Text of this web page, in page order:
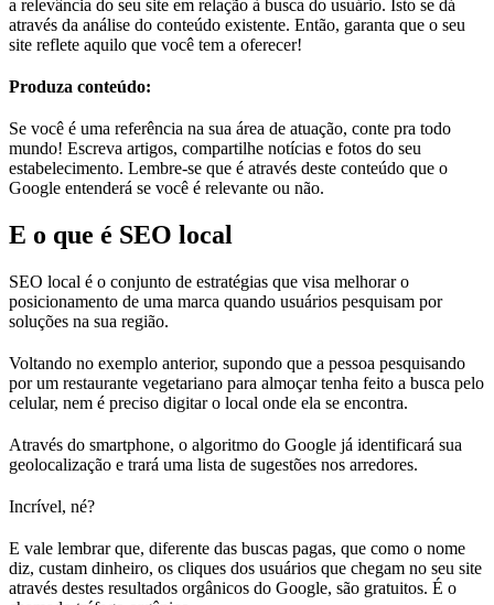
a relevância do seu site em relação à busca do usuário. Isto se dá
através da análise do conteúdo existente. Então, garanta que o seu
site reflete aquilo que você tem a oferecer!
Produza conteúdo:
Se você é uma referência na sua área de atuação, conte pra todo
mundo! Escreva artigos, compartilhe notícias e fotos do seu
estabelecimento. Lembre-se que é através deste conteúdo que o
Google entenderá se você é relevante ou não.
E o que é SEO local
SEO local é o conjunto de estratégias que visa melhorar o
posicionamento de uma marca quando usuários pesquisam por
soluções na sua região.
Voltando no exemplo anterior, supondo que a pessoa pesquisando
por um restaurante vegetariano para almoçar tenha feito a busca pelo
celular, nem é preciso digitar o local onde ela se encontra.
Através do smartphone, o algoritmo do Google já identificará sua
geolocalização e trará uma lista de sugestões nos arredores.
Incrível, né?
E vale lembrar que, diferente das buscas pagas, que como o nome
diz, custam dinheiro, os cliques dos usuários que chegam no seu site
através destes resultados orgânicos do Google, são gratuitos. É o